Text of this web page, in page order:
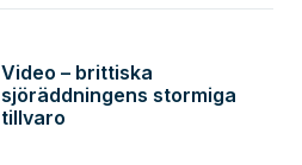
Video – brittiska
sjöräddningens stormiga
tillvaro